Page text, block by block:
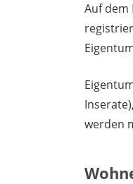
Auf dem
werden